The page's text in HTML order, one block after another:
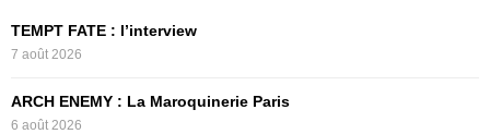
o
r
TEMPT FATE : l’interview
7 août 2026
ARCH ENEMY : La Maroquinerie Paris
6 août 2026